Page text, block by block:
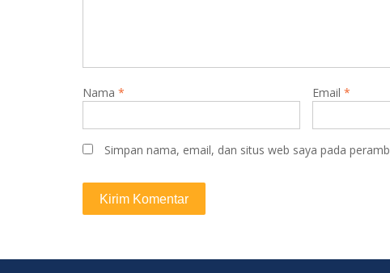
Nama * Email *
Simpan nama, email, dan situs web saya pada